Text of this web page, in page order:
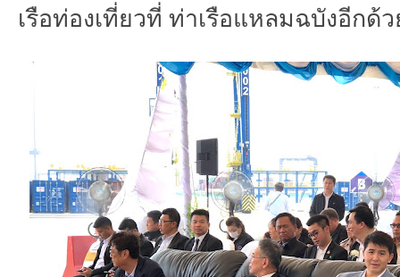
เรือท่องเที่ยวที่ ท่าเรือแหลมฉบังอีกด้ว